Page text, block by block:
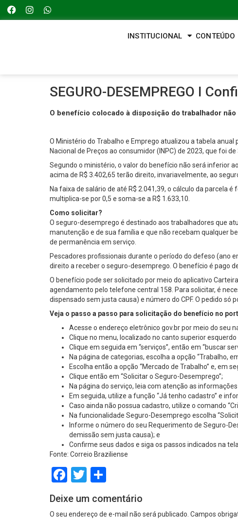
INSTITUCIONAL CONTEÚDO
SEGURO-DESEMPREGO I
O benefício colocado à disposição do trabalhador
O Ministério do Trabalho e Emprego atualizou a tabela
Nacional de Preços ao consumidor (INPC) de 2023, que foi
Segundo o ministério, o valor do benefício não será inferior
acima de R$ 3.402,65 terão direito, invariavelmente, ao
Na faixa de salário de até R$ 2.041,39, o cálculo da parcela
multiplica-se por 0,5 e soma-se a R$ 1.633,10.
Como solicitar?
O seguro-desemprego é destinado aos trabalhadores que
manutenção e de sua família e que não recebam qualquer
de permanência em serviço.
Pescadores profissionais durante o período do defeso (ano
direito a receber o seguro-desemprego. O benefício é pago
O benefício pode ser solicitado por meio do aplicativo
agendamento pelo telefone central 158. Para solicitar, é
dispensado sem justa causa) e número do CPF. O pedido
Veja o passo a passo para solicitação do benefício no
Acesse o endereço eletrônico gov.br por meio do seu
Clique no menu, localizado no canto superior esquerdo
Clique em seguida em “serviços”, então em “buscar
Na página de categorias, escolha a opção “Trabalho,
Escolha então a opção “Mercado de Trabalho” e, em
Clique então em “Solicitar o Seguro-Desemprego”;
Na página do serviço, leia com atenção as
Em seguida, utilize a função “Já tenho cadastro” e
Caso ainda não possua cadastro, utilize o comando
Na funcionalidade Seguro-Desemprego escolha
Informe o número do seu Requerimento de Seguro-
demissão sem justa causa); e
Confirme seus dados e siga os passos indicados na
Fonte: Correio Braziliense
Facebook
Twitter
Deixe um comentário
O seu endereço de e-mail não será publicado. Campos